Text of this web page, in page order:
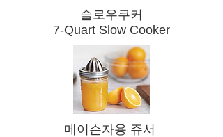
슬로우쿠커
7-Quart Slow Cooker
​메이슨자용 쥬서